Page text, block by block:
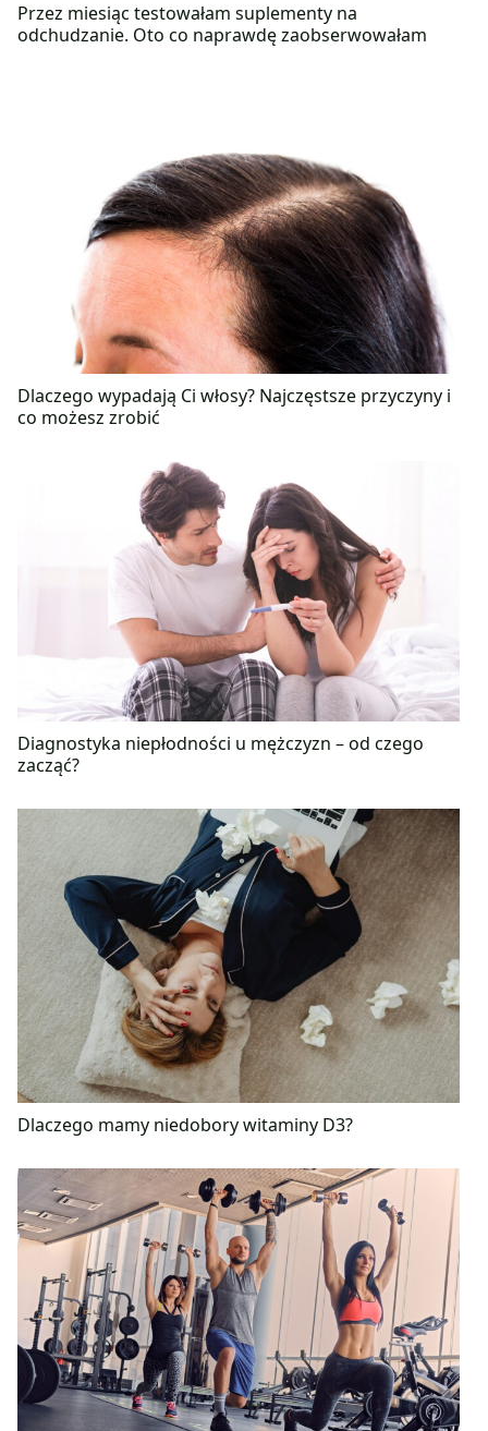
Przez miesiąc testowałam suplementy na
odchudzanie. Oto co naprawdę zaobserwowałam
Dlaczego wypadają Ci włosy? Najczęstsze przyczyny i
co możesz zrobić
Diagnostyka niepłodności u mężczyzn – od czego
zacząć?
Dlaczego mamy niedobory witaminy D3?